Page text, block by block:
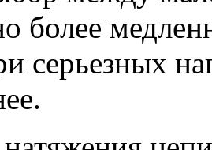
более
серьезных